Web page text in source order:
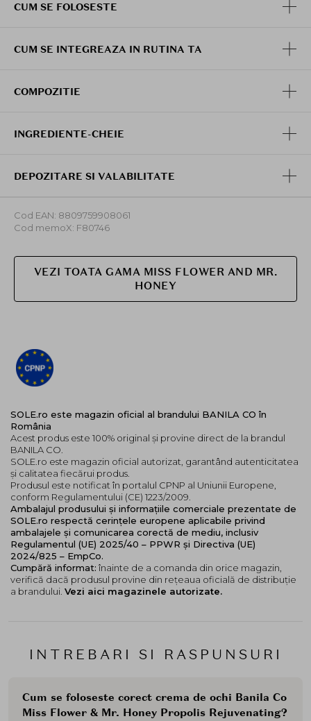
INTREBARI SI RASPUNSURI
Cum se foloseste corect crema de ochi Banila Co
Miss Flower & Mr. Honey Propolis Rejuvenating?
CUM SE FOLOSESTE
CUM SE INTEGREAZA IN RUTINA TA
COMPOZITIE
INGREDIENTE-CHEIE
DEPOZITARE SI VALABILITATE
Cod EAN: 8809759908061
Cod memoX: F80746
VEZI TOATA GAMA MISS FLOWER AND MR.
HONEY
SOLE.ro este magazin oficial al brandului BANILA CO în
România
Acest produs este 100% original și provine direct de la brandul
BANILA CO.
SOLE.ro este magazin oficial autorizat, garantând autenticitatea
și calitatea fiecărui produs.
Produsul este notificat în portalul CPNP al Uniunii Europene,
conform Regulamentului (CE) 1223/2009.
Ambalajul produsului și informațiile comerciale prezentate de
SOLE.ro respectă cerințele europene aplicabile privind
ambalajele și comunicarea corectă de mediu, inclusiv
Regulamentul (UE) 2025/40 – PPWR și Directiva (UE)
2024/825 – EmpCo.
Cumpără informat: înainte de a comanda din orice magazin,
verifică dacă produsul provine din rețeaua oficială de distribuție
a brandului. Vezi aici magazinele autorizate.